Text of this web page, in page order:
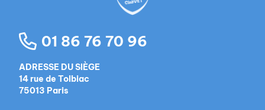
01 86 76 70 96
ADRESSE DU SIÈGE
14 rue de Tolbiac
75013 Paris